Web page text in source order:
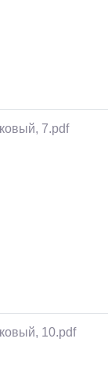
7.pdf
10.pdf